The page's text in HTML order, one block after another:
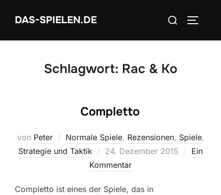
InhaltDAS-SPIELEN.DE
Suchen
Schlagwort: Rac & Ko
Completto
von Peter Normale Spiele, Rezensionen, Spiele,
Strategie und Taktik
Veröffentlicht
am
24. Dezember 2015
Ein
Kommentar
Completto ist eines der Spiele, das in